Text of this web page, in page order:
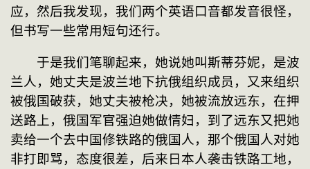
应，然后我发现，我们两个英语口音都发音很怪，
但书写一些常用短句还行。
于是我们笔聊起来，她说她叫斯蒂芬妮，是波
兰人，她丈夫是波兰地下抗俄组织成员，又来组织
被俄国破获，她丈夫被枪决，她被流放远东，在押
送路上，俄国军官强迫她做情妇，到了远东又把她
卖给一个去中国修铁路的俄国人，那个俄国人对她
非打即骂，态度很差，后来日本人袭击铁路工地，